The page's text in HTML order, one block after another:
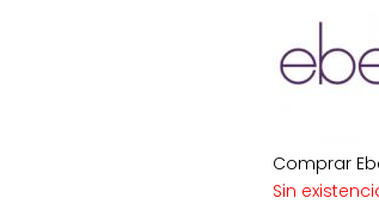
Comprar
Sin